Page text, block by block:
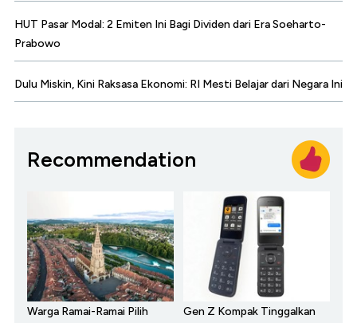
HUT Pasar Modal: 2 Emiten Ini Bagi Dividen dari Era Soeharto-
Prabowo
Dulu Miskin, Kini Raksasa Ekonomi: RI Mesti Belajar dari Negara Ini
Recommendation
Warga Ramai-Ramai Pilih
Gen Z Kompak Tinggalkan